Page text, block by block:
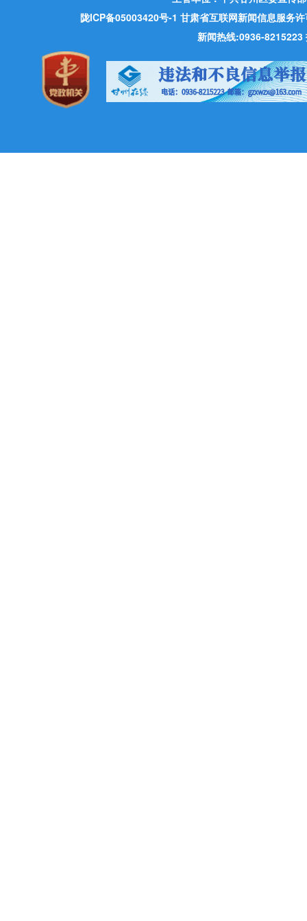
陇ICP备05003420号-1 甘肃省互联网新闻信息服务
新闻热线:0936-8215223